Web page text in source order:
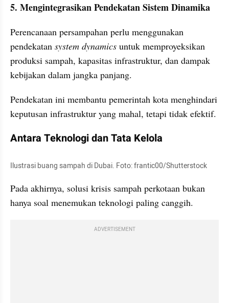
5. Mengintegrasikan Pendekatan Sistem Dinamika
Perencanaan persampahan perlu menggunakan
pendekatan system dynamics untuk memproyeksikan
produksi sampah, kapasitas infrastruktur, dan dampak
kebijakan dalam jangka panjang.
Pendekatan ini membantu pemerintah kota menghindari
keputusan infrastruktur yang mahal, tetapi tidak efektif.
Antara Teknologi dan Tata Kelola
Ilustrasi buang sampah di Dubai. Foto: frantic00/Shutterstock
Pada akhirnya, solusi krisis sampah perkotaan bukan
hanya soal menemukan teknologi paling canggih.
ADVERTISEMENT